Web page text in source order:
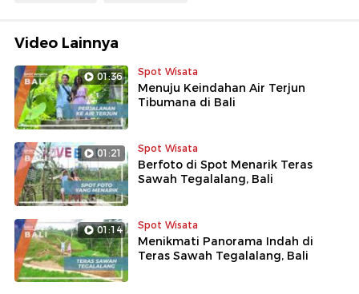
Video Lainnya
01:36 Spot Wisata
Menuju Keindahan Air Terjun
Tibumana di Bali
01:21 Spot Wisata
Berfoto di Spot Menarik Teras
Sawah Tegalalang, Bali
01:14 Spot Wisata
Menikmati Panorama Indah di
Teras Sawah Tegalalang, Bali